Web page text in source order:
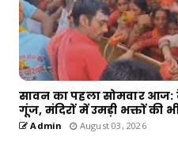
सावन का पहला सोमवार आज:
गूंज, मंदिरों में उमड़ी भक्तों की
Admin August 03, 2026